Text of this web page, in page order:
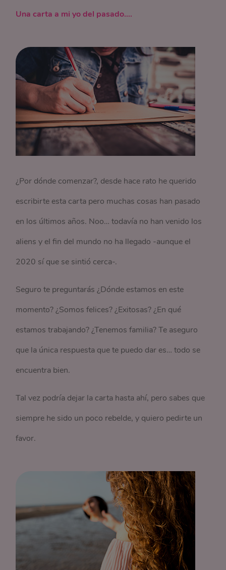
Una carta a mi yo del pasado….
¿Por dónde comenzar?, desde hace rato he querido
escribirte esta carta pero muchas cosas han pasado
en los últimos años. Noo… todavía no han venido los
aliens y el fin del mundo no ha llegado -aunque el
2020 sí que se sintió cerca-.
Seguro te preguntarás ¿Dónde estamos en este
momento? ¿Somos felices? ¿Exitosas? ¿En qué
estamos trabajando? ¿Tenemos familia? Te aseguro
que la única respuesta que te puedo dar es… todo se
encuentra bien.
Tal vez podría dejar la carta hasta ahí, pero sabes que
siempre he sido un poco rebelde, y quiero pedirte un
favor.